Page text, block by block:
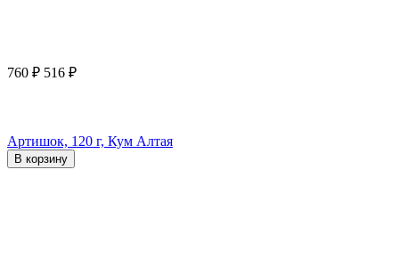
760 ₽ 516 ₽
Артишок, 120 г, Кум Алтая
В корзину